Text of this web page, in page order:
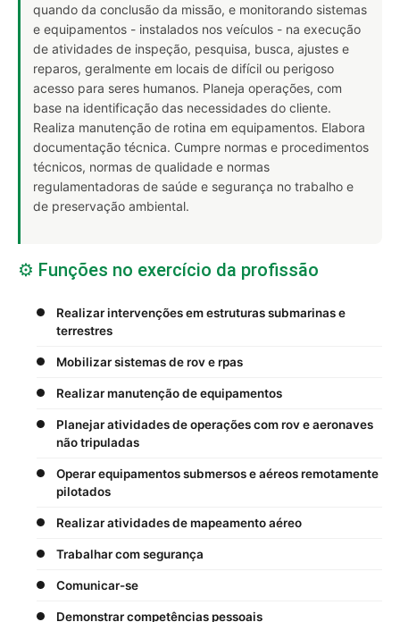
quando da conclusão da missão, e monitorando sistemas
e equipamentos - instalados nos veículos - na execução
de atividades de inspeção, pesquisa, busca, ajustes e
reparos, geralmente em locais de difícil ou perigoso
acesso para seres humanos. Planeja operações, com
base na identificação das necessidades do cliente.
Realiza manutenção de rotina em equipamentos. Elabora
documentação técnica. Cumpre normas e procedimentos
técnicos, normas de qualidade e normas
regulamentadoras de saúde e segurança no trabalho e
de preservação ambiental.
⚙️ Funções no exercício da profissão
Realizar intervenções em estruturas submarinas e
terrestres
Mobilizar sistemas de rov e rpas
Realizar manutenção de equipamentos
Planejar atividades de operações com rov e aeronaves
não tripuladas
Operar equipamentos submersos e aéreos remotamente
pilotados
Realizar atividades de mapeamento aéreo
Trabalhar com segurança
Comunicar-se
Demonstrar competências pessoais